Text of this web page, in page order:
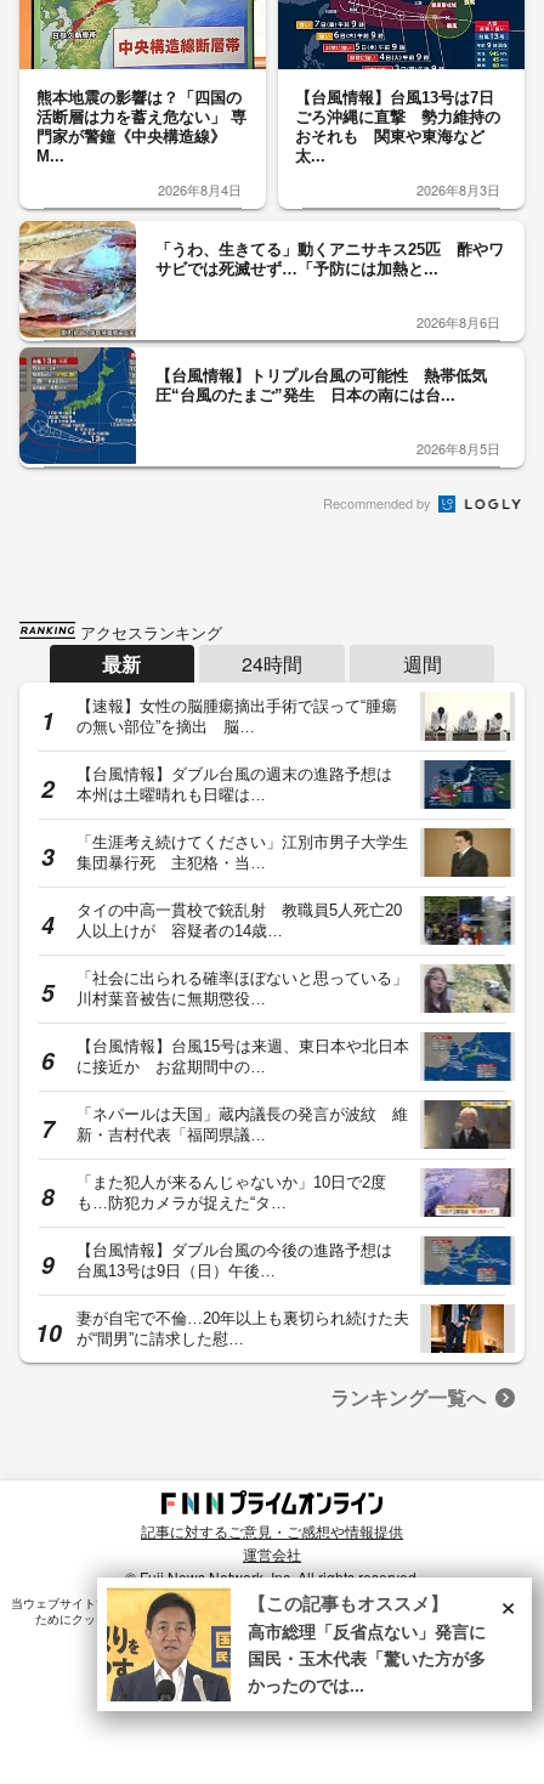
熊本地震の影響は？「四国の
活断層は力を蓄え危ない」 専
門家が警鐘《中央構造線》
M...
2026年8月4日
【台風情報】台風13号は7日
ごろ沖縄に直撃 勢力維持の
おそれも 関東や東海など
太...
2026年8月3日
「うわ、生きてる」動くアニサキス25匹 酢やワ
サビでは死滅せず…「予防には加熱と...
2026年8月6日
【台風情報】トリプル台風の可能性 熱帯低気
圧“台風のたまご”発生 日本の南には台...
2026年8月5日
Recommended by
アクセスランキング
最新 24時間 週間
【速報】女性の脳腫瘍摘出手術で誤って“腫瘍
の無い部位”を摘出 脳…
【台風情報】ダブル台風の週末の進路予想は
本州は土曜晴れも日曜は…
「生涯考え続けてください」江別市男子大学生
集団暴行死 主犯格・当…
タイの中高一貫校で銃乱射 教職員5人死亡20
人以上けが 容疑者の14歳…
「社会に出られる確率ほぼないと思っている」
川村葉音被告に無期懲役…
【台風情報】台風15号は来週、東日本や北日本
に接近か お盆期間中の…
「ネパールは天国」蔵内議長の発言が波紋 維
新・吉村代表「福岡県議…
「また犯人が来るんじゃないか」10日で2度
も…防犯カメラが捉えた“タ…
【台風情報】ダブル台風の今後の進路予想は
台風13号は9日（日）午後…
妻が自宅で不倫…20年以上も裏切られ続けた夫
が“間男”に請求した慰…
ランキング一覧へ
記事に対するご意見・ご感想や情報提供
運営会社
© Fuji News Network, Inc. All rights reserved.
当ウェブサイトでは、ユーザのニーズ・興味・関⼼に合致したコンテンツや広告配信を提供する
ためにクッキーを使⽤しています。詳細は、
プライバシーポリシー をご確認ください。×
【この記事もオススメ】
高市総理「反省点ない」発言に
国民・玉木代表「驚いた方が多
かったのでは...